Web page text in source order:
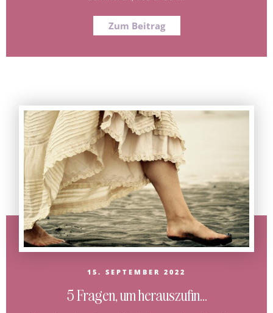
Zum Beitrag
15. SEPTEMBER 2022
5 Fragen, um herauszufin...